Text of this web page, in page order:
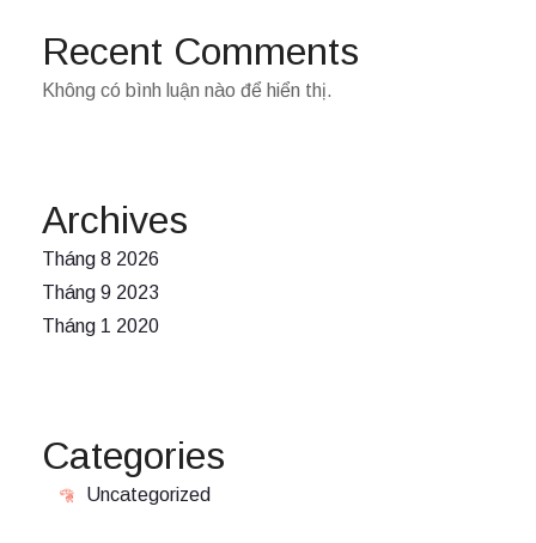
Recent Comments
Không có bình luận nào để hiển thị.
Archives
Tháng 8 2026
Tháng 9 2023
Tháng 1 2020
Categories
Uncategorized